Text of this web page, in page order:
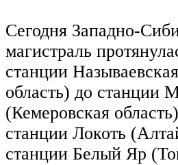
Сегодня Западно-
магистраль
станции
область) до станции
(Кемеровская
станции Локоть
станции Белый Яр